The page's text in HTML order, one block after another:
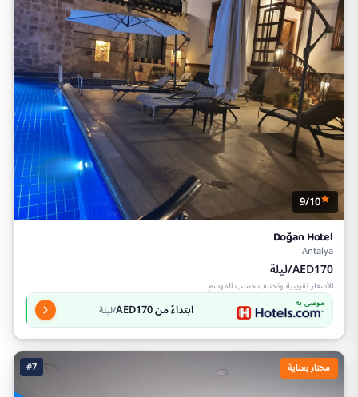
9/10
Doğan Hotel
Antalya
AED170/ليلة
الأسعار تقريبية وتختلف حسب الموسم
موصى به ابتداءً من AED170 /ليلة
#7 مختار بعناية